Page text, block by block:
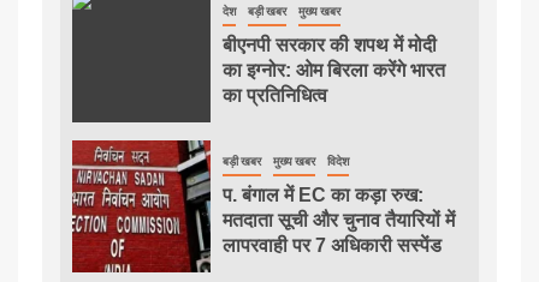
देश बड़ी खबर मुख्य खबर
बीएनपी सरकार की शपथ में मोदी
का इग्नोर: ओम बिरला करेंगे भारत
का प्रतिनिधित्व
बड़ी खबर मुख्य खबर विदेश
प. बंगाल में EC का कड़ा रुख:
मतदाता सूची और चुनाव तैयारियों में
लापरवाही पर 7 अधिकारी सस्पेंड